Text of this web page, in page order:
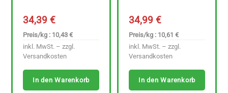
34,39€
Preis/kg : 10,43 €
inkl. MwSt. – zzgl.
Versandkosten
In den Warenkorb
34,99€
Preis/kg : 10,61 €
inkl. MwSt. – zzgl.
Versandkosten
In den Warenkorb